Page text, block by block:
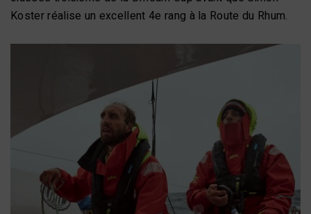
Koster réalise un excellent 4e rang à la Route du Rhum.